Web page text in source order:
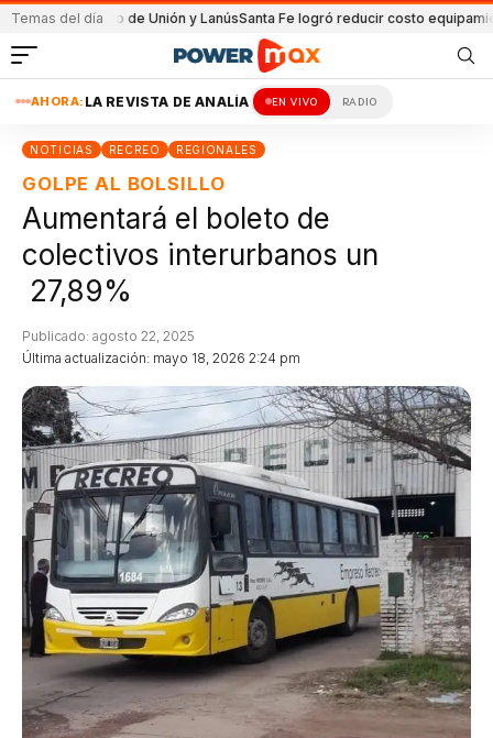
Temas del día
partido de Unión y LanúsSanta Fe logró reducir costo equipamiento
AHORA: LA REVISTA DE ANALÍA EN VIVO RADIO
NOTICIAS RECREO REGIONALES
GOLPE AL BOLSILLO
Aumentará el boleto de
colectivos interurbanos un
27,89%
Última actualización: mayo 18, 2026 2:24 pm
Publicado: agosto 22, 2025